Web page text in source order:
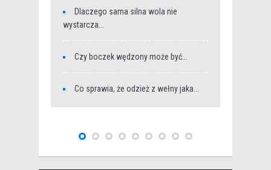
Dlaczego sama silna wola nie
wystarcza...
Czy boczek wędzony może być...
Co sprawia, że odzież z wełny jaka...